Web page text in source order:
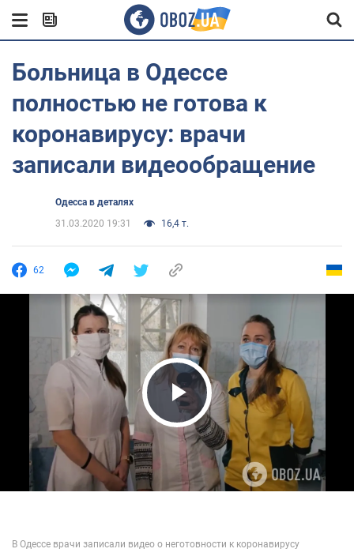
Больница в Одессе
полностью не готова к
коронавирусу: врачи
записали видеообращение
Одесса в деталях
31.03.2020 19:31
16,4 т.
62
Play Video